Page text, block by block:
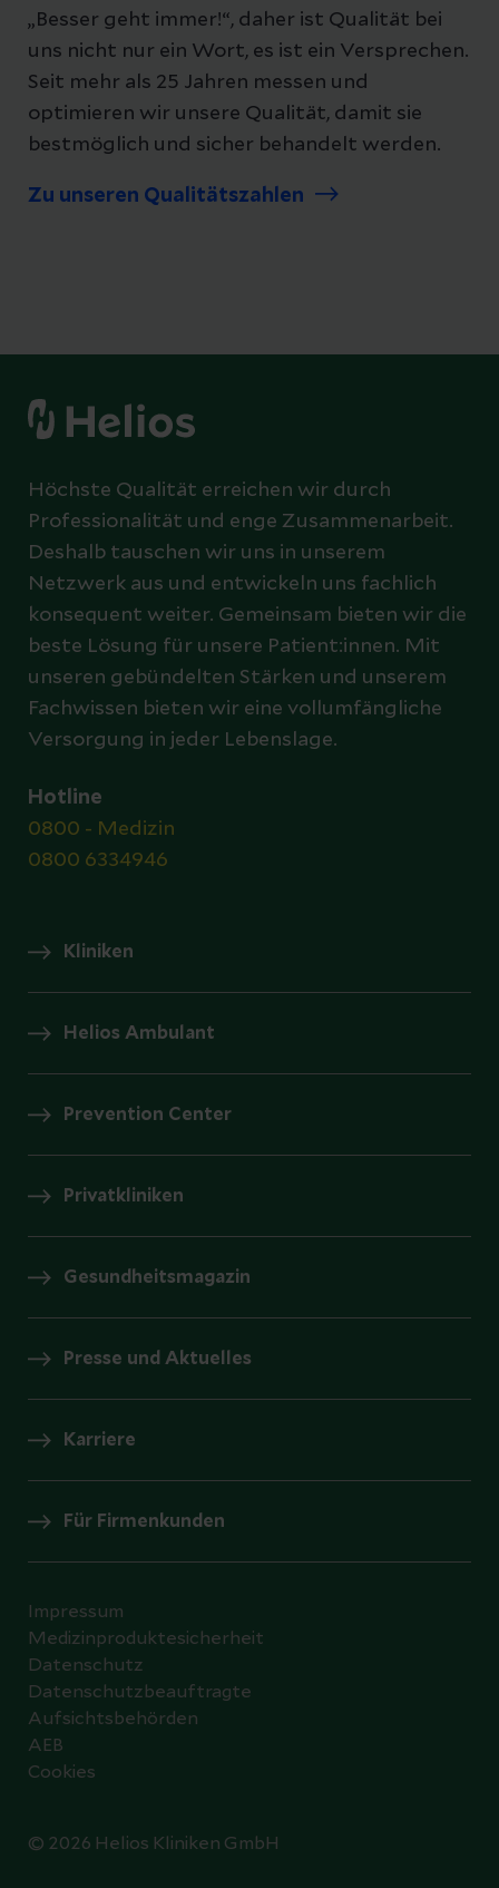
„Besser geht immer!“, daher ist Qualität bei
uns nicht nur ein Wort, es ist ein Versprechen.
Seit mehr als 25 Jahren messen und
optimieren wir unsere Qualität, damit sie
bestmöglich und sicher behandelt werden.
Zu unseren Qualitätszahlen
Höchste Qualität erreichen wir durch
Professionalität und enge Zusammenarbeit.
Deshalb tauschen wir uns in unserem
Netzwerk aus und entwickeln uns fachlich
konsequent weiter. Gemeinsam bieten wir die
beste Lösung für unsere Patient:innen. Mit
unseren gebündelten Stärken und unserem
Fachwissen bieten wir eine vollumfängliche
Versorgung in jeder Lebenslage.
Hotline
0800 - Medizin
0800 6334946
Kliniken
Helios Ambulant
Prevention Center
Privatkliniken
Gesundheitsmagazin
Presse und Aktuelles
Karriere
Für Firmenkunden
© 2026 Helios Kliniken GmbH
Impressum
Medizinproduktesicherheit
Datenschutz
Datenschutzbeauftragte
Aufsichtsbehörden
AEB
Cookies